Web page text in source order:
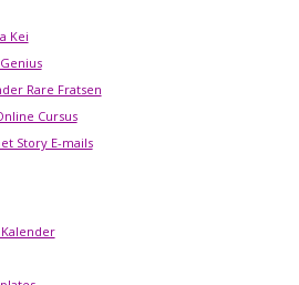
Kei
Rare Fratsen
Cursus
Story E-mails